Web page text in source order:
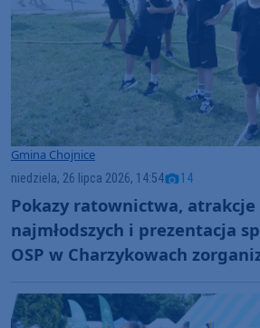
Gmina Chojnice
niedziela, 26 lipca 2026, 14:54 14
Pokazy ratownictwa, atrakcje
najmłodszych i prezentacja
OSP w Charzykowach